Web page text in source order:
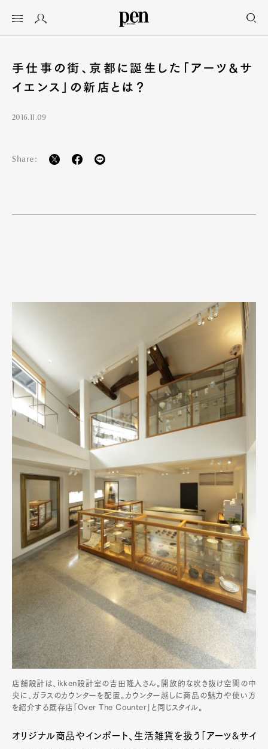
手仕事の街、京都に誕生した「アーツ&サ
イエンス」の新店とは？
2016.11.09
Share:
店舗設計は、ikken設計室の吉田隆人さん。開放的な吹き抜け空間の中
央に、ガラスのカウンターを配置。カウンター越しに商品の魅力や使い方
を紹介する既存店「Over The Counter」と同じスタイル。
オリジナル商品やインポート、生活雑貨を扱う「アーツ&サイ